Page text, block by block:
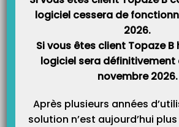
Les modèles
Cette vidéo vous explique le fonctionnement de la
courrier à utiliser par le dossier médical de chaque
également trouver cette formation dans le manuel
Topaze Maestro.
logiciel cessera de
2026.
Si vous êtes client Topaze B
logiciel sera définitivement
novembre 2026.
Après plusieurs années
solution n’est aujourd’hui